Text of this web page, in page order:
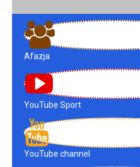
Afazja
YouTube Sport
YouTube channel